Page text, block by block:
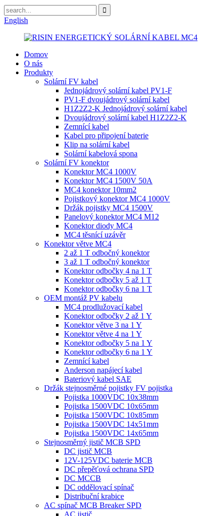
English
Domov
O nás
Produkty
Solární FV kabel
Jednojádrový solární kabel PV1-F
PV1-F dvoujádrový solární kabel
H1Z2Z2-K Jednojádrový solární kabel
Dvoujádrový solární kabel H1Z2Z2-K
Zemnící kabel
Kabel pro připojení baterie
Klip na solární kabel
Solární kabelová spona
Solární FV konektor
Konektor MC4 1000V
Konektor MC4 1500V 50A
MC4 konektor 10mm2
Pojistkový konektor MC4 1000V
Držák pojistky MC4 1500V
Panelový konektor MC4 M12
Konektor diody MC4
MC4 těsnící uzávěr
Konektor větve MC4
2 až 1 T odbočný konektor
3 až 1 T odbočný konektor
Konektor odbočky 4 na 1 T
Konektor odbočky 5 až 1 T
Konektor odbočky 6 na 1 T
OEM montáž PV kabelu
MC4 prodlužovací kabel
Konektor odbočky 2 až 1 Y
Konektor větve 3 na 1 Y
Konektor větve 4 na 1 Y
Konektor odbočky 5 na 1 Y
Konektor odbočky 6 na 1 Y
Zemnící kabel
Anderson napájecí kabel
Bateriový kabel SAE
Držák stejnosměrné pojistky FV pojistka
Pojistka 1000VDC 10x38mm
Pojistka 1500VDC 10x65mm
Pojistka 1500VDC 10x85mm
Pojistka 1500VDC 14x51mm
Pojistka 1500VDC 14x65mm
Stejnosměrný jistič MCB SPD
DC jistič MCB
12V-125VDC baterie MCB
DC přepěťová ochrana SPD
DC MCCB
DC oddělovací spínač
Distribuční krabice
AC spínač MCB Breaker SPD
AC jistič